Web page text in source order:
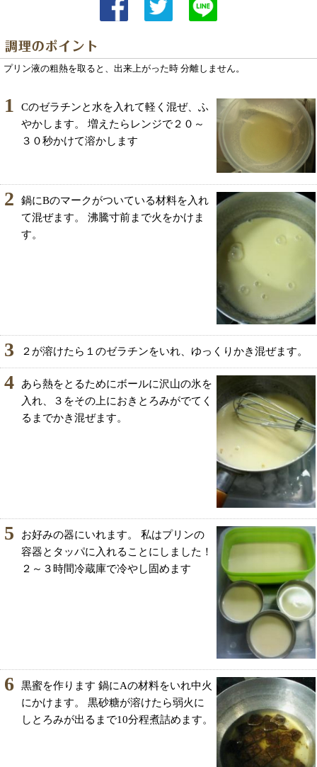
プリン液の粗熱を取ると、出来上がった時 分離しません。
1
Cのゼラチンと水を入れて軽く混ぜ、ふ
やかします。 増えたらレンジで２０～
３０秒かけて溶かします
2
鍋にBのマークがついている材料を入れ
て混ぜます。 沸騰寸前まで火をかけま
す。
3 ２が溶けたら１のゼラチンをいれ、ゆっくりかき混ぜます。
4
あら熱をとるためにボールに沢山の氷を
入れ、３をその上におきとろみがでてく
るまでかき混ぜます。
5
お好みの器にいれます。 私はプリンの
容器とタッパに入れることにしました！
２～３時間冷蔵庫で冷やし固めます
6
黒蜜を作ります 鍋にAの材料をいれ中火
にかけます。 黒砂糖が溶けたら弱火に
しとろみが出るまで10分程煮詰めます。